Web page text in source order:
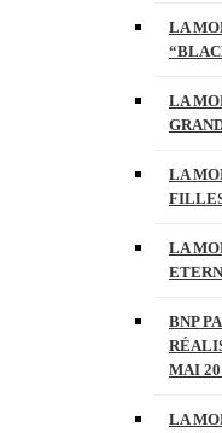
LA
LA
LA
LA
BNP
MAI
LA